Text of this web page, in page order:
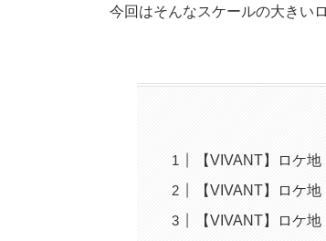
今回はそんなスケールの大きい
【VIVANT】ロケ
【VIVANT】ロケ
【VIVANT】ロケ